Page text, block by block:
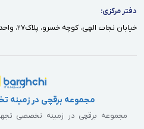
دفتر مركزى:
خيابان نجات الهى، كوچه خسرو، پلاك٢٧، واحد ٢، طبقه اول
مجموعه برقچی در زمینه
مجموعه برقچی در زمینه تخصصی